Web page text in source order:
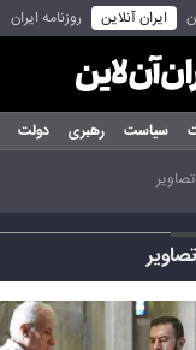
ایران آنلاین روزنامه ایران
سیاست رهبری دولت
تصاویر